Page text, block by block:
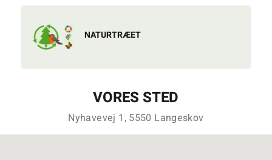
NATURTRÆET
VORES STED
Nyhavevej 1, 5550 Langeskov